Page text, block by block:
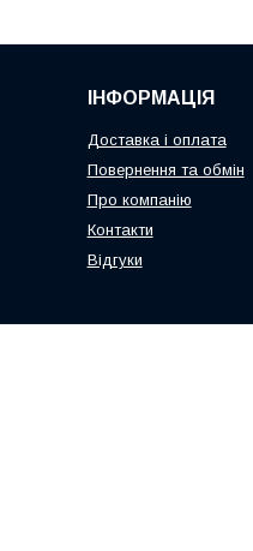
ІНФОРМАЦІЯ
Доставка і оплата
Повернення та обмін
Про компанію
Контакти
Відгуки